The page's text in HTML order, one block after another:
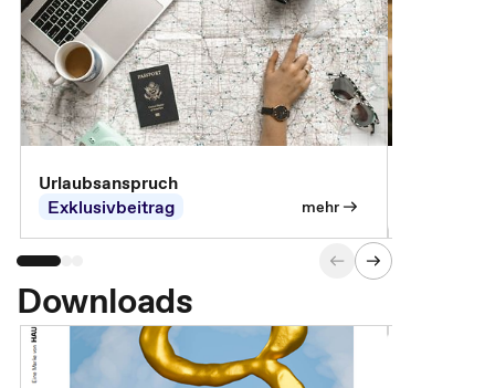
Urlaubsanspruch
Exklusivbeitrag
mehr
Downloads